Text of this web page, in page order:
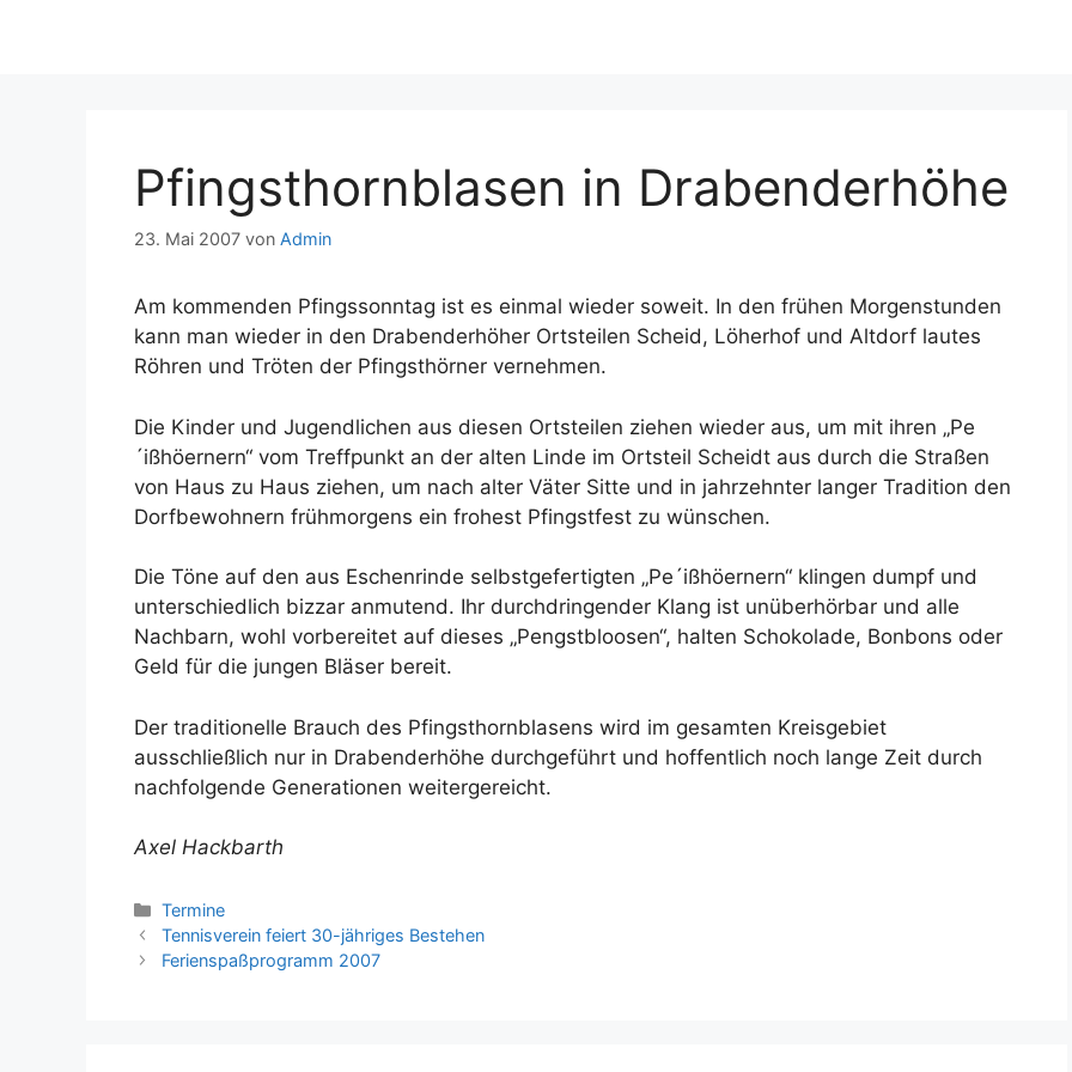
Pfingsthornblasen in Drabenderhöhe
23. Mai 2007 von Admin
Am kommenden Pfingssonntag ist es einmal wieder soweit. In den frühen Morgenstunden
kann man wieder in den Drabenderhöher Ortsteilen Scheid, Löherhof und Altdorf lautes
Röhren und Tröten der Pfingsthörner vernehmen.
Die Kinder und Jugendlichen aus diesen Ortsteilen ziehen wieder aus, um mit ihren „Pe
´ißhöernern“ vom Treffpunkt an der alten Linde im Ortsteil Scheidt aus durch die Straßen
von Haus zu Haus ziehen, um nach alter Väter Sitte und in jahrzehnter langer Tradition den
Dorfbewohnern frühmorgens ein frohest Pfingstfest zu wünschen.
Die Töne auf den aus Eschenrinde selbstgefertigten „Pe´ißhöernern“ klingen dumpf und
unterschiedlich bizzar anmutend. Ihr durchdringender Klang ist unüberhörbar und alle
Nachbarn, wohl vorbereitet auf dieses „Pengstbloosen“, halten Schokolade, Bonbons oder
Geld für die jungen Bläser bereit.
Der traditionelle Brauch des Pfingsthornblasens wird im gesamten Kreisgebiet
ausschließlich nur in Drabenderhöhe durchgeführt und hoffentlich noch lange Zeit durch
nachfolgende Generationen weitergereicht.
Axel Hackbarth
Kategorien
Termine
Tennisverein feiert 30-jähriges Bestehen
Ferienspaßprogramm 2007